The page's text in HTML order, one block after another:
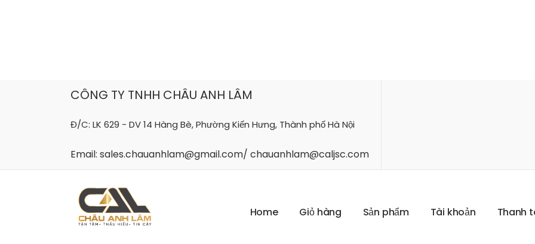
CÔNG TY TNHH CHÂU ANH LÂM
Đ/C: LK 629 - DV 14 Hàng Bè, Phường Kiến Hưng, Thành phố Hà Nội
Email: sales.chauanhlam@gmail.com/ chauanhlam@caljsc.com
Home Giỏ hàng Sản phẩm Tài khoản Thanh t